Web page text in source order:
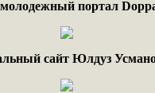
портал
сайт Юлдуз